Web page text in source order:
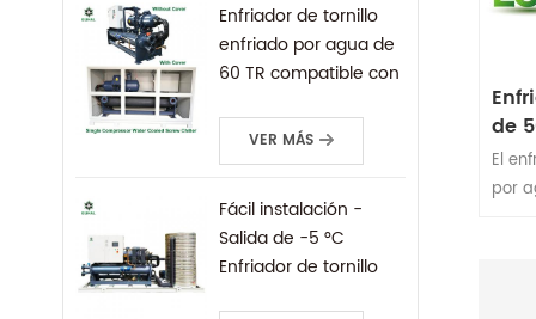
Enfriador de tornillo
enfriado por agua de
60 TR compatible con
protocolo Siemens
Profinet
VER MÁS
Fácil instalación -
Salida de -5 °C
Enfriador de tornillo
de
El
por